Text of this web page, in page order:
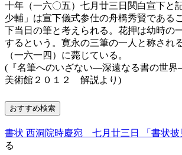
十年（一六〇五）七月廿三日関白宣下と
少輔」は宣下儀式参仕の舟橋秀賢である
下当日の筆と考えられる。花押は幼時の
するという。寛永の三筆の一人と称され
（一六一四）に薨じている。
(『名筆へのいざない―深遠なる書の世
美術館２０１２ 解説より)
おすすめ検索
書状 西洞院時慶宛 七月廿三日 「書状披
る